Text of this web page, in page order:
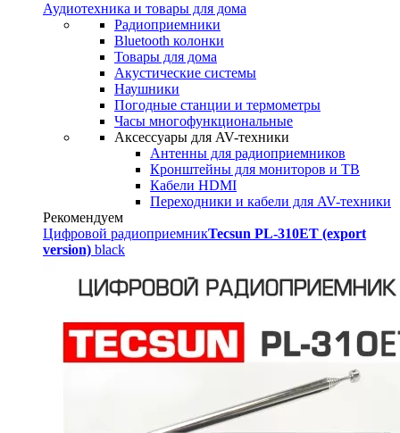
Аудиотехника и товары для дома
Радиоприемники
Bluetooth колонки
Товары для дома
Акустические системы
Наушники
Погодные станции и термометры
Часы многофункциональные
Аксессуары для AV-техники
Антенны для радиоприемников
Кронштейны для мониторов и ТВ
Кабели HDMI
Переходники и кабели для AV-техники
Рекомендуем
Цифровой радиоприемникTecsun PL-310ET (export
version) black